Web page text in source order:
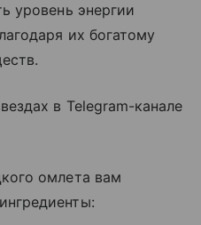
уровень энергии
их богатому
в Telegram-канале
омлета вам